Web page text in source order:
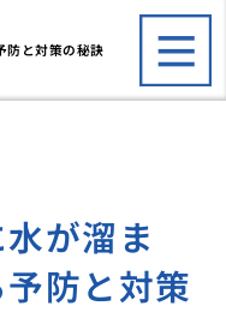
防と対策の秘訣
が溜ま
防と対策